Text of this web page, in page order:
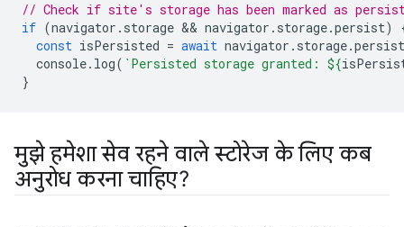
// Check if site's storage has been marked as
if (navigator . storage && navigator . storage.persist)
const isPersisted = await navigator . storage.
console. log( `Persisted storage granted: ${
}
मुझे हमेशा सेव रहने वाले स्टोरेज के लिए कब
अनुरोध करना चाहिए?